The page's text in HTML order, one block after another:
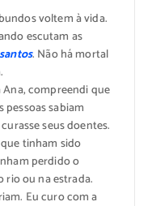
voltem à vida.
escutam as
. Não há mortal
compreendi que
sabiam
seus doentes.
tinham sido
perdido o
ou na estrada.
Eu curo com a